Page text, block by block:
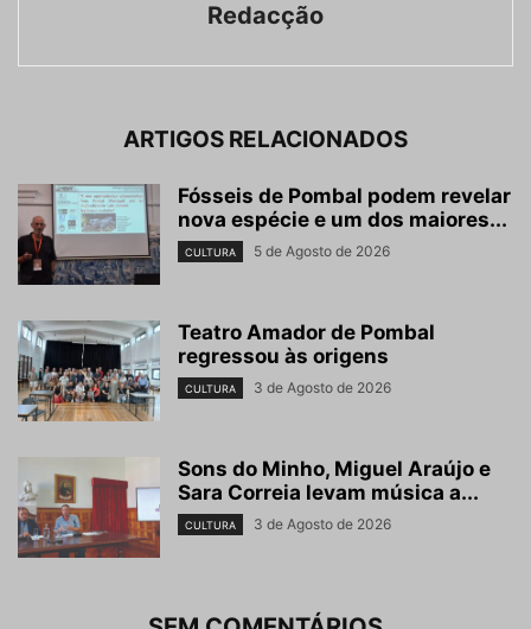
Redacção
ARTIGOS RELACIONADOS
Fósseis de Pombal podem revelar
nova espécie e um dos maiores...
CULTURA 5 de Agosto de 2026
Teatro Amador de Pombal
regressou às origens
CULTURA 3 de Agosto de 2026
Sons do Minho, Miguel Araújo e
Sara Correia levam música a...
CULTURA 3 de Agosto de 2026